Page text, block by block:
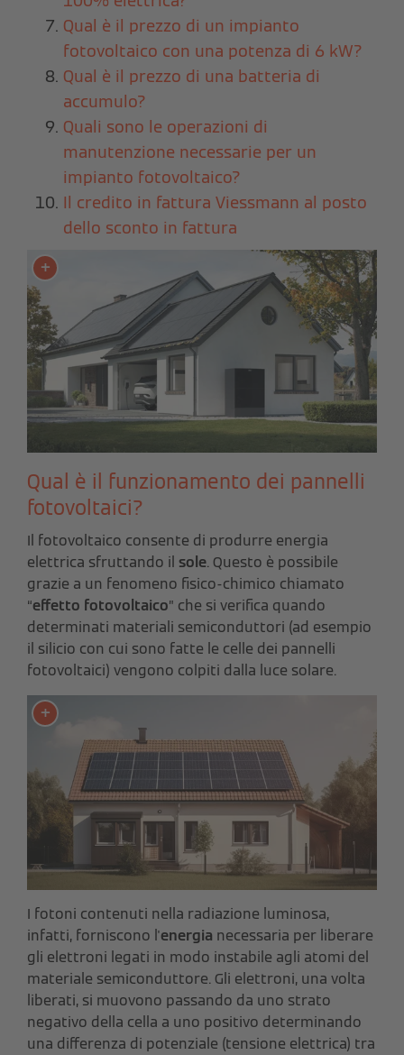
Qual è il prezzo di un impianto
fotovoltaico con una potenza di 6 kW?
Qual è il prezzo di una batteria di
accumulo?
Quali sono le operazioni di
manutenzione necessarie per un
impianto fotovoltaico?
Il credito in fattura Viessmann al posto
dello sconto in fattura
Qual è il funzionamento dei pannelli
fotovoltaici?
Il fotovoltaico consente di produrre energia
elettrica sfruttando il sole. Questo è possibile
grazie a un fenomeno fisico-chimico chiamato
“effetto fotovoltaico” che si verifica quando
determinati materiali semiconduttori (ad esempio
il silicio con cui sono fatte le celle dei pannelli
fotovoltaici) vengono colpiti dalla luce solare.
I fotoni contenuti nella radiazione luminosa,
infatti, forniscono l'energia necessaria per liberare
gli elettroni legati in modo instabile agli atomi del
materiale semiconduttore. Gli elettroni, una volta
liberati, si muovono passando da uno strato
negativo della cella a uno positivo determinando
una differenza di potenziale (tensione elettrica) tra